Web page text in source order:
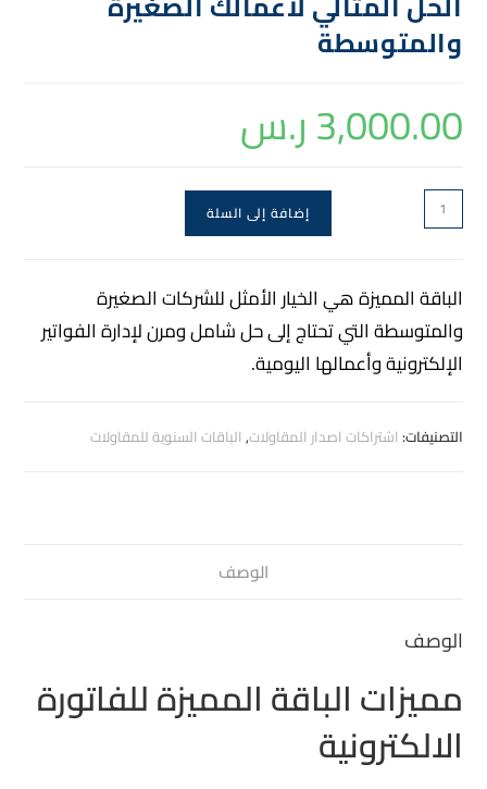
والمتوسطة
3,000.00ر.س
إضافة إلى السلة
الباقة المميزة هي الخيار الأمثل للشركات الصغيرة
والمتوسطة التي تحتاج إلى حل شامل ومرن لإدارة الفواتير
الإلكترونية وأعمالها اليومية.
التصنيفات: اشتراكات اصدار المقاولات, الباقات السنوية للمقاولات
الوصف
الوصف
مميزات الباقة المميزة للفاتورة
الالكترونية